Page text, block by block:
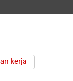
kerja